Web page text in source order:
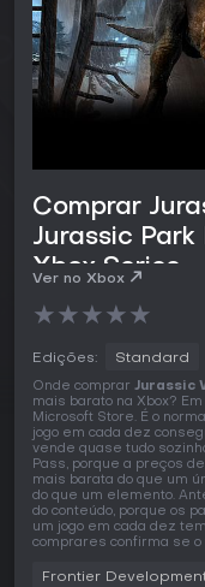
Comprar
Jurassic
Xbox Series
Ver no Xbox
★★★★★
Edições: Standard
Onde comprar Jurassic
mais barato na Xbox?
Microsoft Store. É o
jogo em cada dez
vende quase tudo
Pass, porque a preços
mais barata do que um
do que um elemento.
do conteúdo, porque os
um jogo em cada dez
comprares confirma se
Frontier